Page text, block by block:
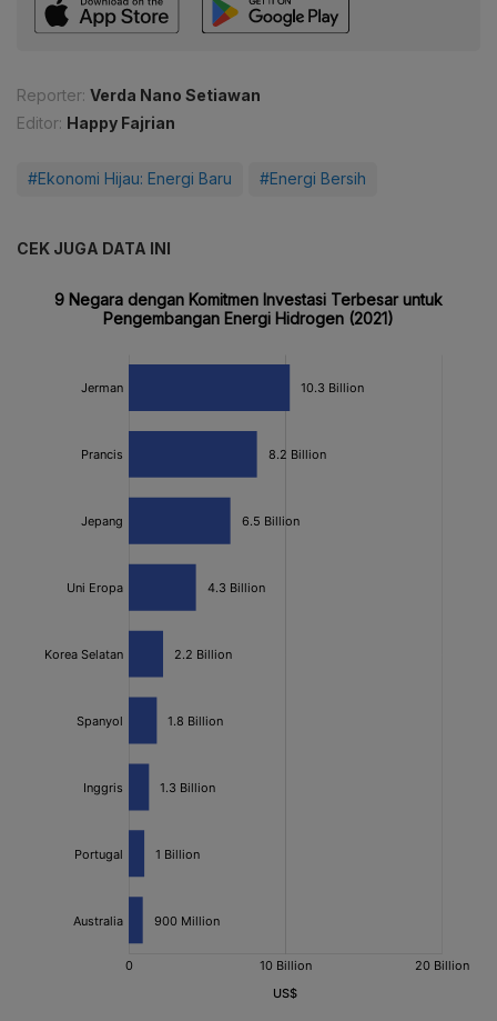
Reporter: Verda Nano Setiawan
Editor: Happy Fajrian
#Ekonomi Hijau: Energi Baru #Energi Bersih
CEK JUGA DATA INI